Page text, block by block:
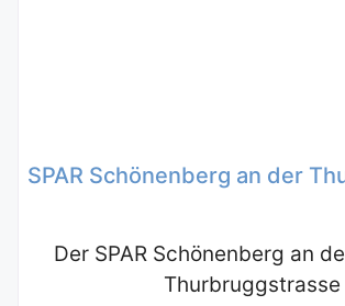
SPAR Schönenberg an der
Der SPAR Schönenberg an
Thurbruggstrasse